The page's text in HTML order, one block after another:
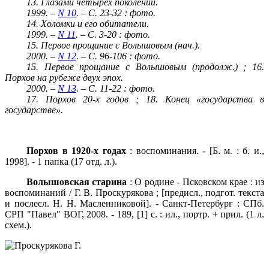
13. Глазами четырех поколений.
1999. – N 10. – С. 23-32 : фото.
14. Холомки и его обитатели.
1999. – N 11. – С. 3-20 : фото.
15. Первое прощание с Волышовым (нач.).
2000. – N 12. – С. 96-106 : фото.
15. Первое прощание с Волышовым (продолж.) ; 16.
Порхов на рубеже двух эпох.
2000. – N 13. – С. 11-22 : фото.
17. Порхов 20-х годов ; 18. Конец «государства в
государстве».
Порхов в 1920-х годах : воспоминания. - [Б. м. : б. и.,
1998]. - 1 папка (17 отд. л.).
Волышовская старина : О родине - Псковском крае : из
воспоминаний / Г. В. Проскурякова ; [предисл., подгот. текста
и послесл. Н. Н. Масленниковой]. - Санкт-Петербург : СПб.
СРП "Павел" ВОГ, 2008. - 189, [1] с. : ил., портр. + прил. (1 л.
схем.).